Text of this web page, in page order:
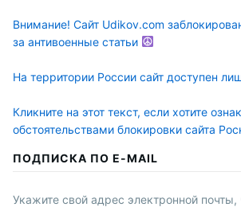
Внимание! Сайт Udikov.com
за антивоенные статьи
На территории России сайт доступен
Кликните на этот текст, если хотите
обстоятельствами блокировки сайта
ПОДПИСКА ПО E-MAIL
Укажите свой адрес электронной почты,